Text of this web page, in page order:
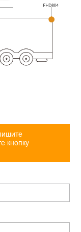
кнопку